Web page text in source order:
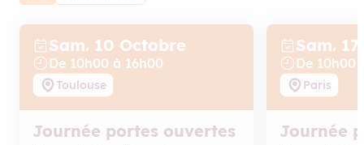
Sam. 10 Octobre
De 10h00 à 16h00
Toulouse
Journée portes ouvertes
Sam. 17
De 10h00
Paris
Journée